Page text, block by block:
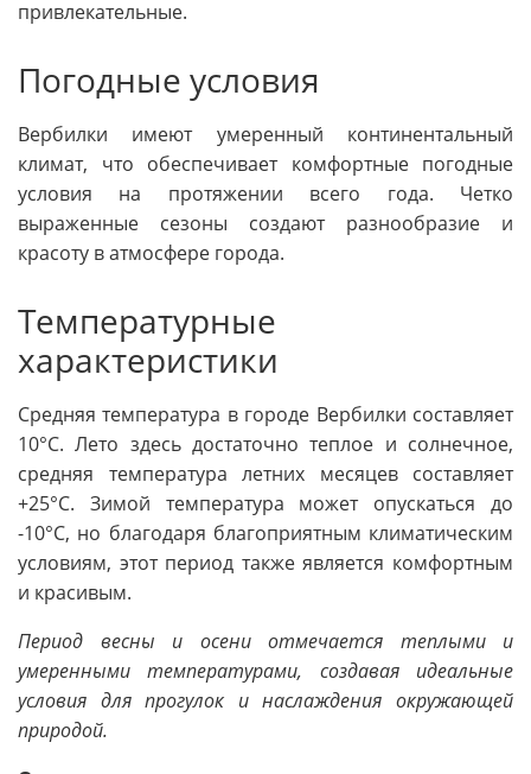
привлекательные.
Погодные условия
Вербилки имеют умеренный континентальный
климат, что обеспечивает комфортные погодные
условия на протяжении всего года. Четко
выраженные сезоны создают разнообразие и
красоту в атмосфере города.
Температурные
характеристики
Средняя температура в городе Вербилки составляет
10°C. Лето здесь достаточно теплое и солнечное,
средняя температура летних месяцев составляет
+25°C. Зимой температура может опускаться до
-10°C, но благодаря благоприятным климатическим
условиям, этот период также является комфортным
и красивым.
Период весны и осени отмечается теплыми и
умеренными температурами, создавая идеальные
условия для прогулок и наслаждения окружающей
природой.